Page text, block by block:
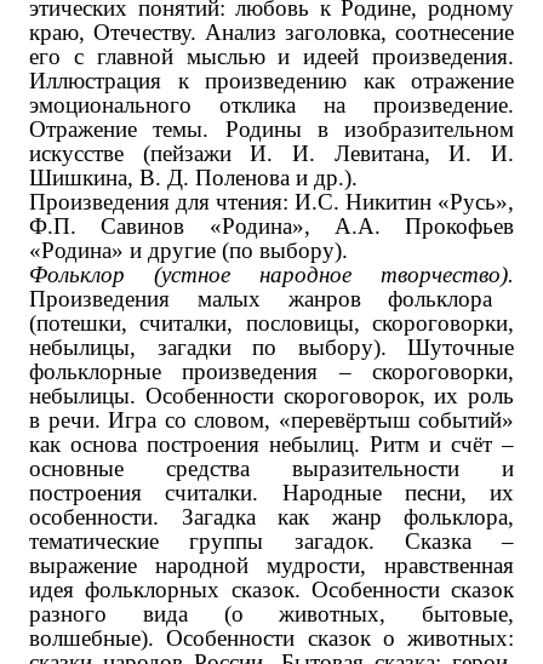
этических понятий: любовь к Родине, родному
краю, Отечеству. Анализ заголовка, соотнесение
его с главной мыслью и идеей произведения.
Иллюстрация к произведению как отражение
эмоционального отклика на произведение.
Отражение темы. Родины в изобразительном
искусстве (пейзажи И. И. Левитана, И. И.
Шишкина, В. Д. Поленова ‌и др.‌).
Произведения для чтения: И.С. Никитин «Русь»,
Ф.П. Савинов «Родина», А.А. Прокофьев
«Родина» ‌и другие (по выбору)‌.
Фольклор (устное народное творчество).
Произведения малых жанров фольклора
(потешки, считалки, пословицы, скороговорки,
небылицы, загадки по выбору). Шуточные
фольклорные произведения – скороговорки,
небылицы. Особенности скороговорок, их роль
в речи. Игра со словом, «перевёртыш событий»
как основа построения небылиц. Ритм и счёт –
основные средства выразительности и
построения считалки. Народные песни, их
особенности. Загадка как жанр фольклора,
тематические группы загадок. Сказка –
выражение народной мудрости, нравственная
идея фольклорных сказок. Особенности сказок
разного вида (о животных, бытовые,
волшебные). Особенности сказок о животных: